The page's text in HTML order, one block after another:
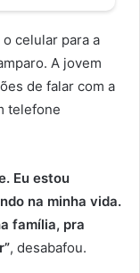
celular para a
A jovem
de falar com a
telefone
Eu estou
na minha vida.
família, pra
, desabafou.